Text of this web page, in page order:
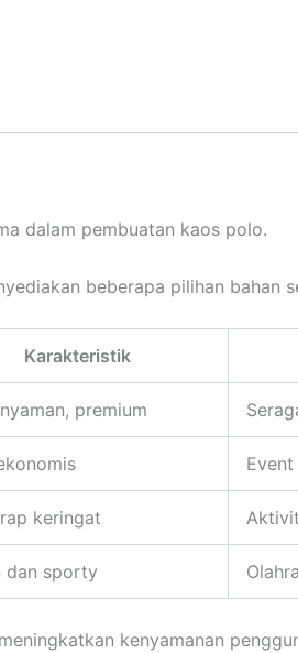
dalam pembuatan kaos polo.
beberapa pilihan bahan
Karakteristik
premium
keringat
dan sporty
kenyamanan